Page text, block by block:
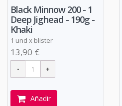
Black Minnow 200 - 1
Deep Jighead - 190g -
Khaki
1 und x blister
13,90 €
Añadir